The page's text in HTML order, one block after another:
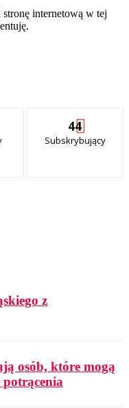
internetową w tej
44
Subskrybujący
z
osób, które mogą
potrącenia